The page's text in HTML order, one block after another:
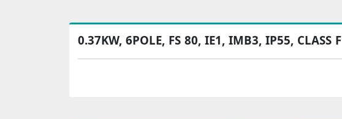
0.37KW, 6POLE, FS 80, IE1, IMB3, IP55, CLASS F